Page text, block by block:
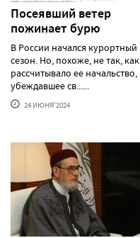
Посеявший ветер
пожинает бурю
В России начался курортный
сезон. Но, похоже, не так, как
рассчитывало ее начальство,
убеждавшее св......
24 ИЮНЯ'2024